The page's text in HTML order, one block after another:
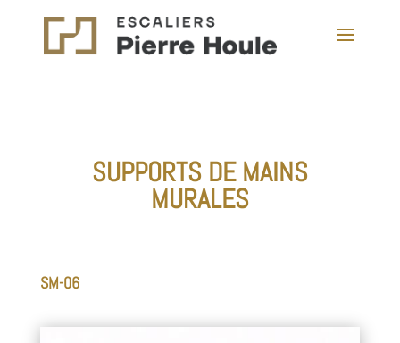
SUPPORTS DE MAINS
MURALES
SM-06